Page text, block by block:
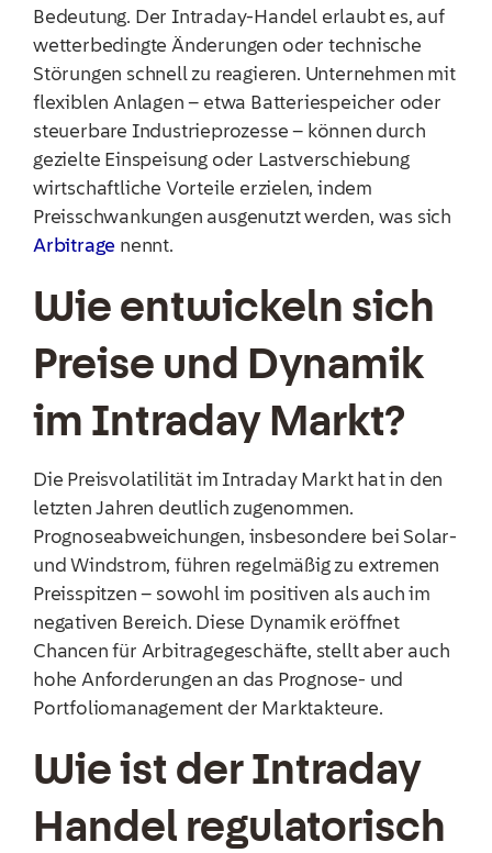
Bedeutung. Der Intraday-Handel erlaubt es, auf
wetterbedingte Änderungen oder technische
Störungen schnell zu reagieren. Unternehmen mit
flexiblen Anlagen – etwa Batteriespeicher oder
steuerbare Industrieprozesse – können durch
gezielte Einspeisung oder Lastverschiebung
wirtschaftliche Vorteile erzielen, indem
Preisschwankungen ausgenutzt werden, was sich
Arbitrage nennt.
Wie entwickeln sich
Preise und Dynamik
im Intraday Markt?
Die Preisvolatilität im Intraday Markt hat in den
letzten Jahren deutlich zugenommen.
Prognoseabweichungen, insbesondere bei Solar-
und Windstrom, führen regelmäßig zu extremen
Preisspitzen – sowohl im positiven als auch im
negativen Bereich. Diese Dynamik eröffnet
Chancen für Arbitragegeschäfte, stellt aber auch
hohe Anforderungen an das Prognose- und
Portfoliomanagement der Marktakteure.
Wie ist der Intraday
Handel regulatorisch